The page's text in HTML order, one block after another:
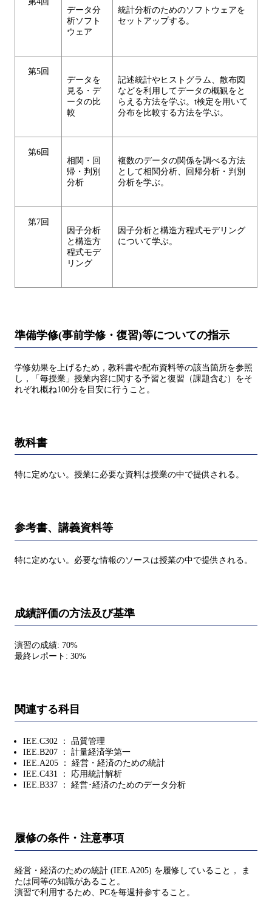
データ分
析ソフト
ウェア
統計分析のためのソフトウェアを
セットアップする。
第5回
データを
見る・デ
ータの比
較
記述統計やヒストグラム、散布図
などを利用してデータの概観をと
らえる方法を学ぶ。t検定を用いて
分布を比較する方法を学ぶ。
第6回
相関・回
帰・判別
分析
複数のデータの関係を調べる方法
として相関分析、回帰分析・判別
分析を学ぶ。
第7回
因子分析
と構造方
程式モデ
リング
因子分析と構造方程式モデリング
について学ぶ。
準備学修(事前学修・復習)等についての指示
学修効果を上げるため，教科書や配布資料等の該当箇所を参照
し，「毎授業」授業内容に関する予習と復習（課題含む）をそ
れぞれ概ね100分を目安に行うこと。
教科書
特に定めない。授業に必要な資料は授業の中で提供される。
参考書、講義資料等
特に定めない。必要な情報のソースは授業の中で提供される。
成績評価の方法及び基準
演習の成績: 70%
最終レポート: 30%
関連する科目
IEE.C302 ： 品質管理
IEE.B207 ： 計量経済学第一
IEE.A205 ： 経営・経済のための統計
IEE.C431 ： 応用統計解析
IEE.B337 ： 経営･経済のためのデータ分析
履修の条件・注意事項
経営・経済のための統計 (IEE.A205) を履修していること， ま
たは同等の知識があること。
演習で利用するため、PCを毎週持参すること。